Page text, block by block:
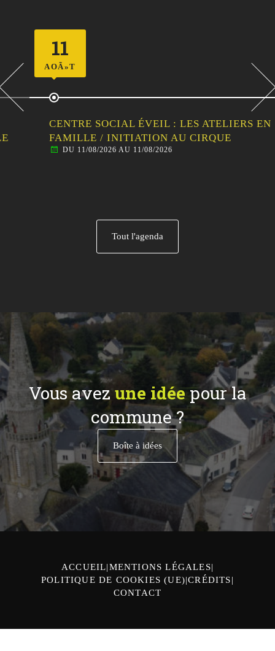
AOÃ»T
CENTRE SOCIAL ÉVEIL : LES ATELIERS EN
FAMILLE / INITIATION AU CIRQUE
DU 11/08/2026 AU 11/08/2026
Tout l'agenda
Vous avezune idéepour la
commune ?
Boîte à idées
ACCUEIL MENTIONS LÉGALES
POLITIQUE DE COOKIES (UE) CRÉDITS
CONTACT